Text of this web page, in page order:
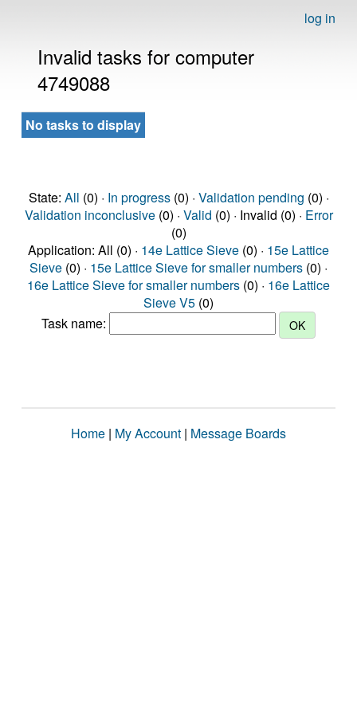
log in
Invalid tasks for computer
4749088
No tasks to display
State: All (0) · In progress(0) · Validation pending (0) ·
Validation inconclusive(0) · Valid (0) · Invalid (0) · Error
(0)
Application: All (0) · 14e Lattice Sieve (0) · 15e Lattice
Sieve (0) · 15e Lattice Sieve for smaller numbers (0) ·
16e Lattice Sieve for smaller numbers (0) · 16e Lattice
Sieve V5 (0)
Task name:
Home | My Account | Message Boards